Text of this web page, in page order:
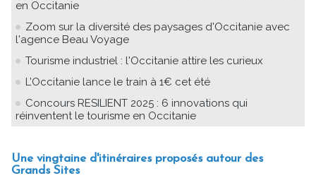
en Occitanie
Zoom sur la diversité des paysages d'Occitanie avec
l'agence Beau Voyage
Tourisme industriel : l'Occitanie attire les curieux
L’Occitanie lance le train à 1€ cet été
Concours RESILIENT 2025 : 6 innovations qui
réinventent le tourisme en Occitanie
Une vingtaine d'itinéraires proposés autour des
Grands Sites